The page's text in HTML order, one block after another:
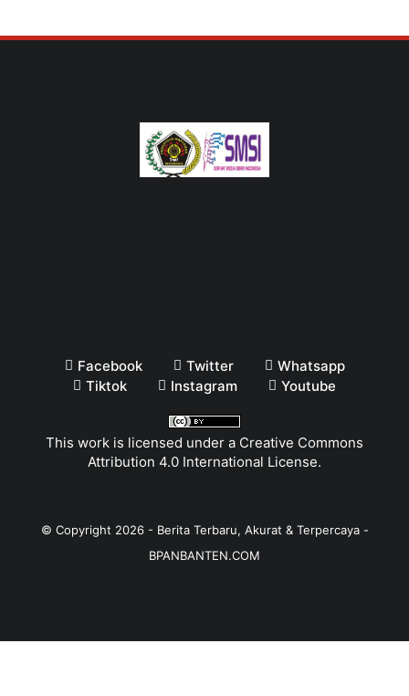
Facebook Twitter
Whatsapp
Tiktok
Instagram Youtube
This work is licensed under a Creative Commons
Attribution 4.0 International License.
© Copyright 2026- Berita Terbaru, Akurat & Terpercaya -
BPANBANTEN.COM